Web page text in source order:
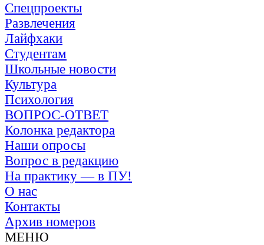
Спецпроекты
Развлечения
Лайфхаки
Студентам
Школьные новости
Культура
Психология
ВОПРОС-ОТВЕТ
Колонка редактора
Наши опросы
Вопрос в редакцию
На практику — в ПУ!
О нас
Контакты
Архив номеров
МЕНЮ